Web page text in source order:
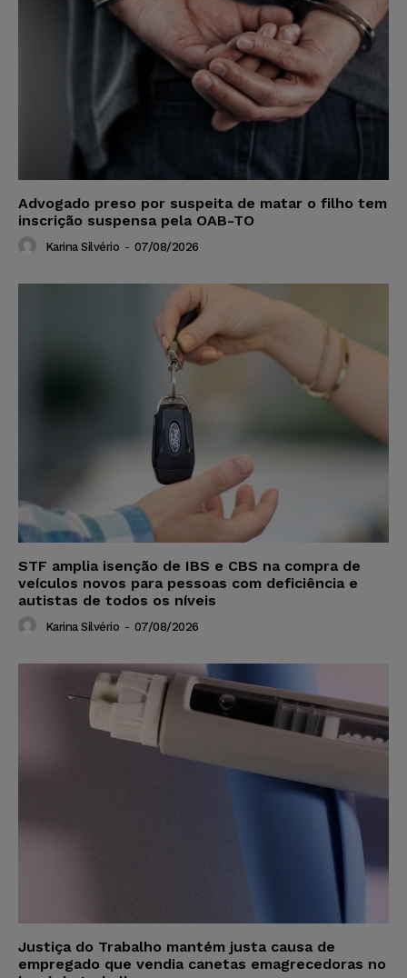
Advogado preso por suspeita de matar o filho tem
inscrição suspensa pela OAB-TO
Karina Silvério - 07/08/2026
STF amplia isenção de IBS e CBS na compra de
veículos novos para pessoas com deficiência e
autistas de todos os níveis
Karina Silvério - 07/08/2026
Justiça do Trabalho mantém justa causa de
empregado que vendia canetas emagrecedoras no